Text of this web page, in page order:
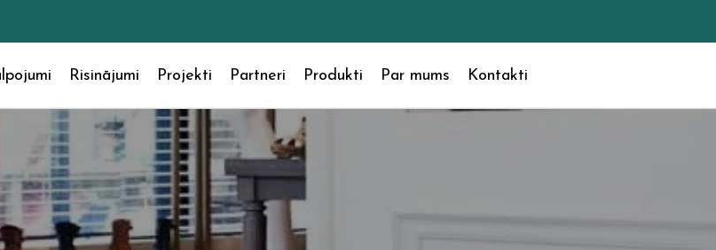
Risinājumi Projekti Partneri Produkti Par mums Kontakti